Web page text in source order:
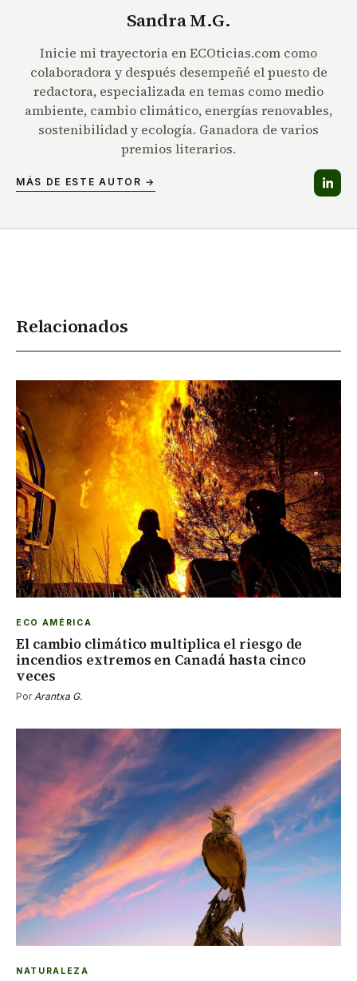
Sandra M.G.
Inicie mi trayectoria en ECOticias.com como
colaboradora y después desempeñé el puesto de
redactora, especializada en temas como medio
ambiente, cambio climático, energías renovables,
sostenibilidad y ecología. Ganadora de varios
premios literarios.
MÁS DE ESTE AUTOR →
Relacionados
ECO AMÉRICA
El cambio climático multiplica el riesgo de
incendios extremos en Canadá hasta cinco
veces
PorArantxa G.
NATURALEZA